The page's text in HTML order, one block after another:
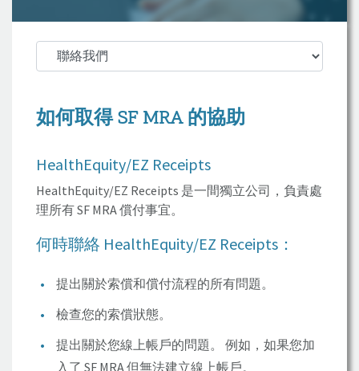
如何取得SF MRA的協助
HealthEquity/EZ Receipts
HealthEquity/EZ Receipts 是一間獨立公司，負責處
理所有 SF MRA 償付事宜。
何時聯絡 HealthEquity/EZ Receipts ：
提出關於索償和償付流程的所有問題。
檢查您的索償狀態。
提出關於您線上帳戶的問題。 例如，如果您加
入了 SF MRA但無法建立線上帳戶。